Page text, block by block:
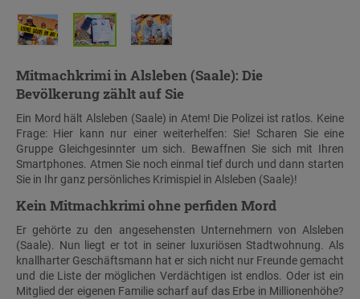
Mitmachkrimi in Alsleben (Saale): Die
Bevölkerung zählt auf Sie
Ein Mord hält Alsleben (Saale) in Atem! Die Polizei ist ratlos. Keine
Frage: Hier kann nur einer weiterhelfen: Sie! Scharen Sie eine
Gruppe Gleichgesinnter um sich. Bewaffnen Sie sich mit Ihren
Smartphones. Atmen Sie noch einmal tief durch und dann starten
Sie in Ihr ganz persönliches Krimispiel in Alsleben (Saale)!
Kein Mitmachkrimi ohne perfiden Mord
Er gehörte zu den angesehensten Unternehmern von Alsleben
(Saale). Nun liegt er tot in seiner luxuriösen Stadtwohnung. Als
knallharter Geschäftsmann hat er sich nicht nur Freunde gemacht
und die Liste der möglichen Verdächtigen ist endlos. Oder ist ein
Mitglied der eigenen Familie scharf auf das Erbe in Millionenhöhe?